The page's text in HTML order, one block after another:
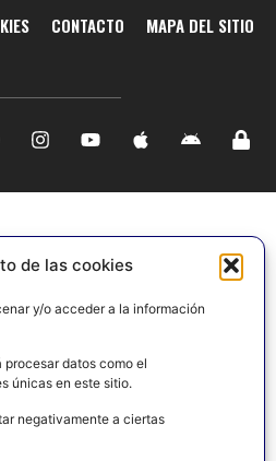
de las cookies
y/o acceder a la información
datos como el
únicas en este sitio.
negativamente a ciertas
CONTACTO MAPA DEL SITIO